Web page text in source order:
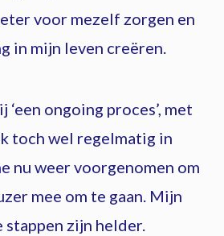
voor mezelf zorgen en
in mijn leven creëren.
‘een ongoing proces’, met
toch wel regelmatig in
nu weer voorgenomen om
mee om te gaan. Mijn
zijn helder.